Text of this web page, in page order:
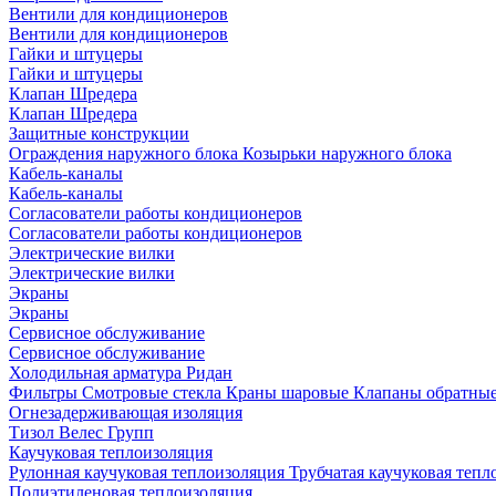
Вентили для кондиционеров
Вентили для кондиционеров
Гайки и штуцеры
Гайки и штуцеры
Клапан Шредера
Клапан Шредера
Защитные конструкции
Ограждения наружного блока Козырьки наружного блока
Кабель-каналы
Кабель-каналы
Согласователи работы кондиционеров
Согласователи работы кондиционеров
Электрические вилки
Электрические вилки
Экраны
Экраны
Сервисное обслуживание
Сервисное обслуживание
Холодильная арматура Ридан
Фильтры Смотровые стекла Краны шаровые Клапаны
Огнезадерживающая изоляция
Тизол Велес Групп
Каучуковая теплоизоляция
Рулонная каучуковая теплоизоляция Трубчатая каучуковая
Полиэтиленовая теплоизоляция